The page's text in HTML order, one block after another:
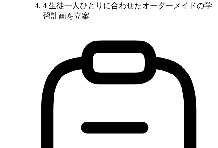
4 生徒一人ひとりに合わせたオーダーメイドの学
習計画を立案